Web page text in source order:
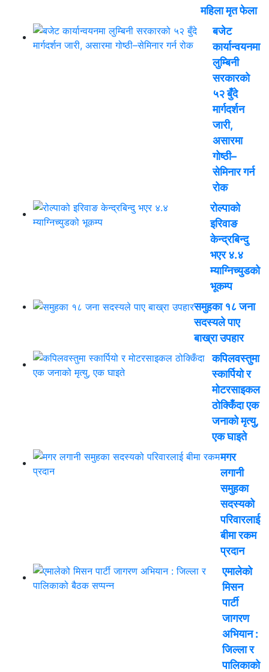
महिला मृत फेला
बजेट
कार्यान्वयनमा
लुम्बिनी
सरकारको
५२ बुँदे
मार्गदर्शन
जारी,
असारमा
गोष्ठी–
सेमिनार गर्न
रोक
रोल्पाको
इरिवाङ
केन्द्रबिन्दु
भएर ४.४
म्याग्निच्युडको
भूकम्प
समुहका १८ जना
सदस्यले पाए
बाख्रा उपहार
कपिलवस्तुमा
स्कार्पियो र
मोटरसाइकल
ठोक्किँदा एक
जनाको मृत्यु,
एक घाइते
मगर
लगानी
समुहका
सदस्यको
परिवारलाई
बीमा रकम
प्रदान
एमालेको
मिसन
पार्टी
जागरण
अभियान :
जिल्ला र
पालिकाको